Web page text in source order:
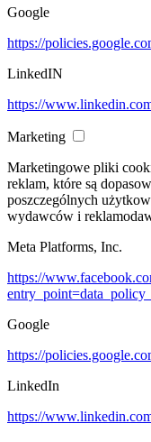
Google
https://
LinkedIN
https://
Marketing
Marketingowe pliki
reklam, które są
poszczególnych
wydawców i
Meta Platforms, Inc.
https://
Google
https://
LinkedIn
https://